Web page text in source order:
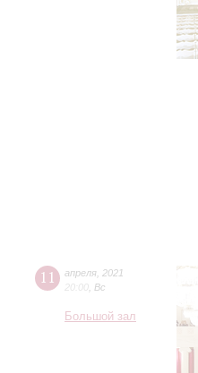
11 апреля 2021
20:00 Вс
Большой зал